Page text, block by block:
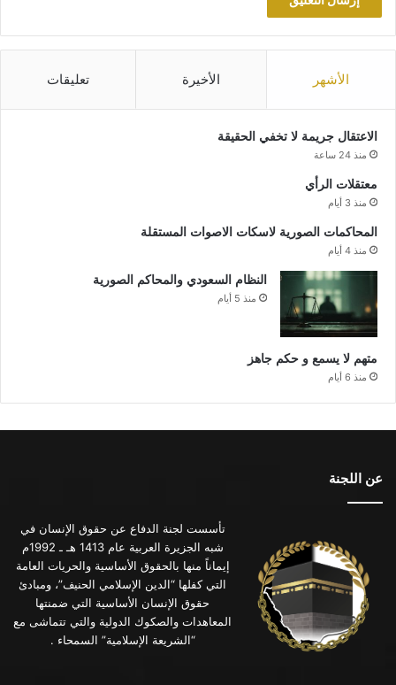
الأشهر الأخيرة تعليقات
الاعتقال جريمة لا تخفي الحقيقة
منذ 24 ساعة
معتقلات الرأي
منذ 3 أيام
المحاكمات الصورية لاسكات الاصوات المستقلة
منذ 4 أيام
النظام السعودي والمحاكم الصورية
منذ 5 أيام
متهم لا يسمع و حكم جاهز
منذ 6 أيام
عن اللجنة
تأسست لجنة الدفاع عن حقوق الإنسان في
شبه الجزيرة العربية عام 1413 هـ ـ 1992م
إيماناً منها بالحقوق الأساسية والحريات العامة
التي كفلها “الدين الإسلامي الحنيف”، ومبادئ
حقوق الإنسان الأساسية التي ضمنتها
المعاهدات والصكوك الدولية والتي تتماشى مع
“الشريعة الإسلامية” السمحاء .